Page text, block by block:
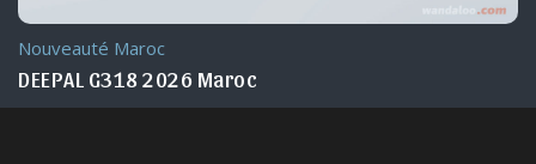
Nouveauté Maroc
DEEPAL G318 2026 Maroc